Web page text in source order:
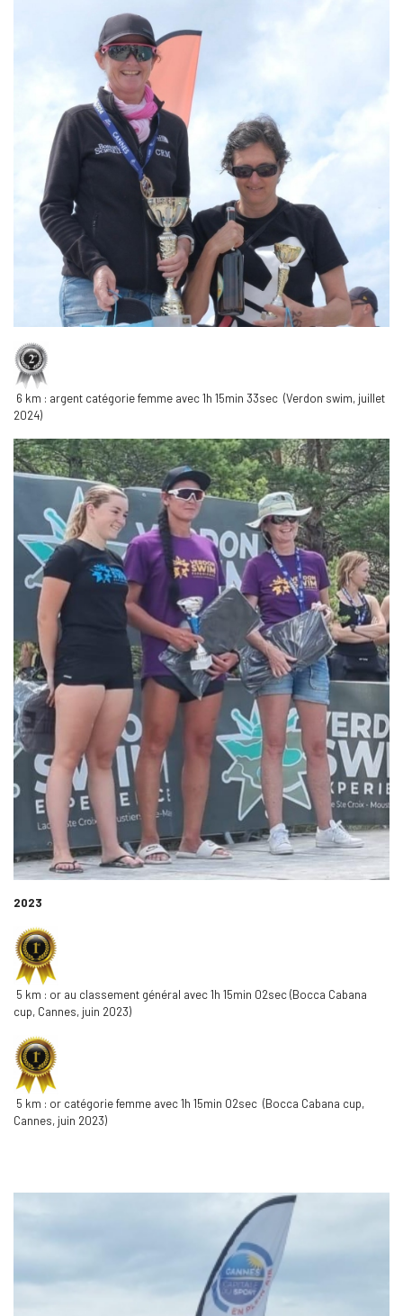
6 km : argent catégorie femme avec 1h 15min 33sec (Verdon swim, juillet
2024)
2023
5 km : or au classement général avec 1h 15min 02sec (Bocca Cabana
cup, Cannes, juin 2023)
5 km : or catégorie femme avec 1h 15min 02sec (Bocca Cabana cup,
Cannes, juin 2023)